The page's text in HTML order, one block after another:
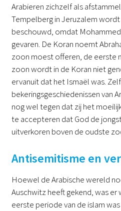
Arabieren zichzelf als
Tempelberg in Jeruzalem
beschouwd, omdat
gevaren. De Koran noemt
zoon moest offeren, de eerste
zoon wordt in de Koran niet
ervanuit dat het Ismaël was.
bekeringsgeschiedenissen van
nog wel tegen dat zij het
te accepteren dat God de
uitverkoren boven de oudste
Antisemitisme en
Hoewel de Arabische wereld
Auschwitz heeft gekend, was er
eerste periode van de islam